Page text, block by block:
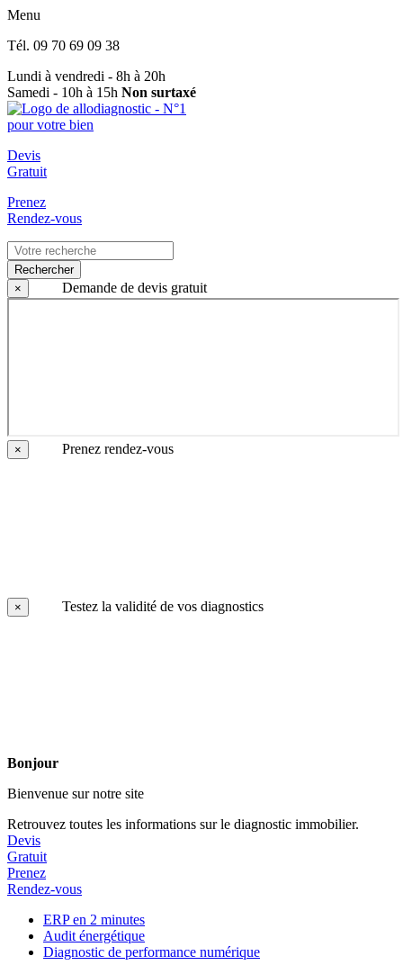
Menu
Tél. 09 70 69 09 38
Lundi à vendredi - 8h à 20h
Samedi - 10h à 15h Non surtaxé
Devis
Gratuit
Prenez
Rendez-vous
Rechercher
×
Demande de devis gratuit
× Prenez rendez-vous
× Testez la validité de vos diagnostics
Bonjour
Bienvenue sur notre site
Retrouvez toutes les informations sur le diagnostic immobilier.
Devis
Gratuit
Prenez
Rendez-vous
ERP en 2 minutes
Audit énergétique
Diagnostic de performance numérique